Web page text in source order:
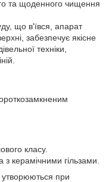
та щоденного чищення
що в'ївся, апарат
забезпечує якісне
техніки,
класу.
керамічними гільзами.
при